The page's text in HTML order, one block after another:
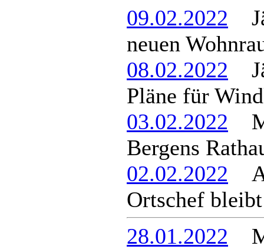
09.02.2022
neuen
08.02.2022
Pläne für
03.02.2022
Bergens
02.02.2022
Ortschef
28.01.2022